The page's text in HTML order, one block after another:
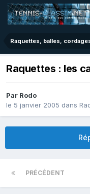
Raquettes, balles,
Raquettes : les
Par Rodo
le 5 janvier 2005 dans
PRÉCÉDENT